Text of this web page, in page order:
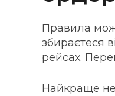
Правила
збираєтеся
рейсах.
Найкраще не